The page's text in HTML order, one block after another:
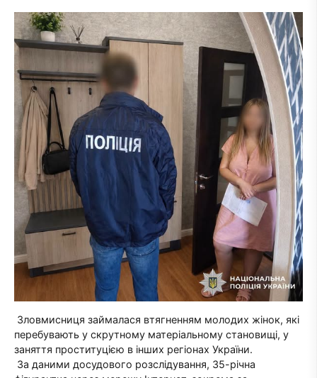
Зловмисниця займалася втягненням молодих жінок, які
перебувають у скрутному матеріальному становищі, у
заняття проституцією в інших регіонах України.
За даними досудового розслідування, 35-річна